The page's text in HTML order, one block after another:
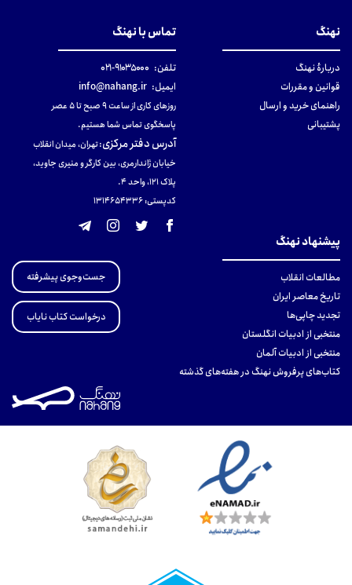
نهنگ
دربارهٔ نهنگ
قوانین و مقررات
راهنمای خرید و ارسال
پشتیبانی
تماس با نهنگ
تلفن: ۹۱۰۳۵۰۰۰-۰۲۱
ایمیل: info@nahang.ir
روزهای کاری از ساعت ۹ صبح تا ۵ عصر
پاسخگوی تماس شما هستیم.
آدرس دفتر مرکزی:تهران، میدان انقلاب
خیابان ژاندارمری، بین کارگر و منیری جاوید،
پلاک 121، واحد ۴.
کدپستی: 131465433۶
پیشنهاد نهنگ
مطالعات انقلاب
تاریخ معاصر ایران
تجدید چاپی‌ها
منتخبی از ادبیات انگلستان
منتخبی از ادبیات آلمان
کتاب‌های پرفروش نهنگ در هفته‌های گذشته
جست‌وجوی پیشرفته
درخواست کتاب نایاب